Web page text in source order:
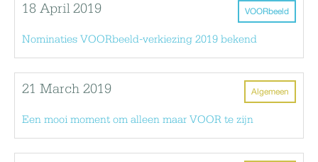
VOORbeeld
18 April 2019
Nominaties VOORbeeld-verkiezing 2019 bekend
Algemeen
21 March 2019
Een mooi moment om alleen maar VOOR te zijn